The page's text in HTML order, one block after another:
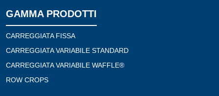
GAMMA PRODOTTI
CARREGGIATA FISSA
CARREGGIATA VARIABILE STANDARD
CARREGGIATA VARIABILE WAFFLE®
ROW CROPS